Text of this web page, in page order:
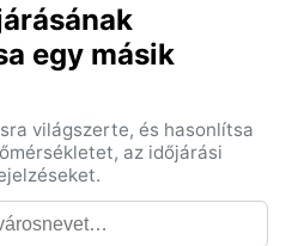
egy másik
világszerte, és hasonlítsa
az időjárási